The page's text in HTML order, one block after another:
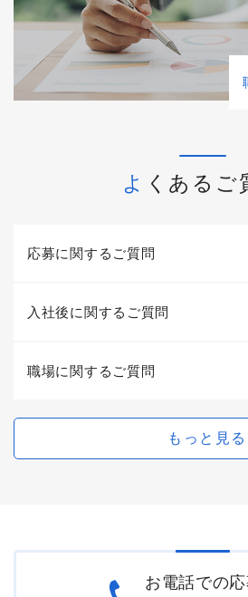
よくあるご
応募に関するご質問
入社後に関するご質問
職場に関するご質問
もっと見る
お電話での応